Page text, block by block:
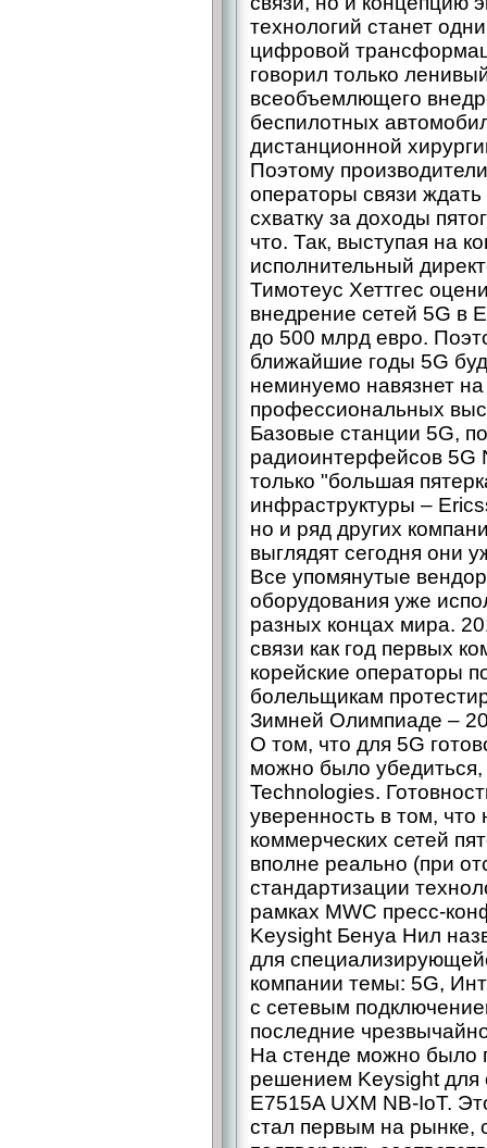
технологий станет
цифровой
говорил только
всеобъемлющего
беспилотных
дистанционной
Поэтому
операторы связи ждать
схватку за доходы
что. Так, выступая на
исполнительный
Тимотеус Хеттгес
внедрение сетей 5G в
до 500 млрд евро.
ближайшие годы 5G
неминуемо навязнет
профессиональных
Базовые станции 5G,
радиоинтерфейсов 5G
только "большая
инфраструктуры –
но и ряд других
выглядят сегодня они
Все упомянутые
оборудования уже
разных концах мира.
связи как год первых
корейские операторы
болельщикам
Зимней Олимпиаде –
О том, что для 5G
можно было
Technologies.
уверенность в том,
коммерческих сетей
вполне реально (при
стандартизации
рамках MWC пресс-
Keysight Бенуа Нил
для
компании темы: 5G,
с сетевым
последние
На стенде можно было
решением Keysight для
E7515A UXM NB-IoT.
стал первым на рынке,